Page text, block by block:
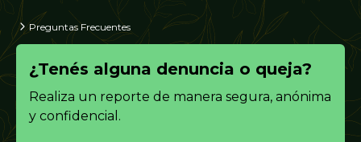
Preguntas Frecuentes
¿Tenés alguna denuncia o queja?
Realiza un reporte de manera segura, anónima
y confidencial.